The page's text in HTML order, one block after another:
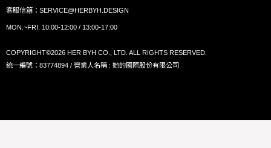
客服信箱： SERVICE@HERBYH.DESIGN
MON.~FRI. 10:00-12:00 / 13:00-17:00
COPYRIGHT©2026 HER BYH CO., LTD. ALL RIGHTS RESERVED.
統一編號：83774894 / 營業人名稱 : 她的國際股份有限公司